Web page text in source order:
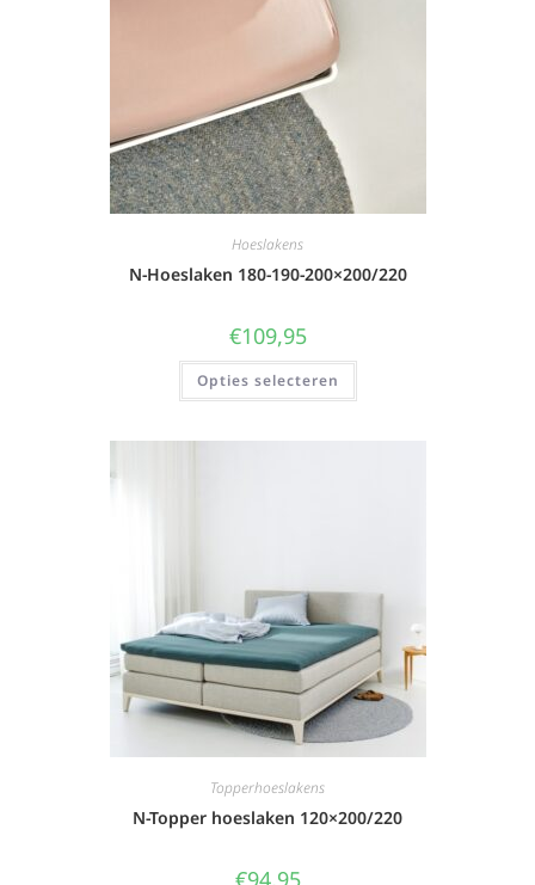
Hoeslakens
N-Hoeslaken 180-190-200×200/220
€109,95
Opties selecteren
Topperhoeslakens
N-Topper hoeslaken 120×200/220
€94,95